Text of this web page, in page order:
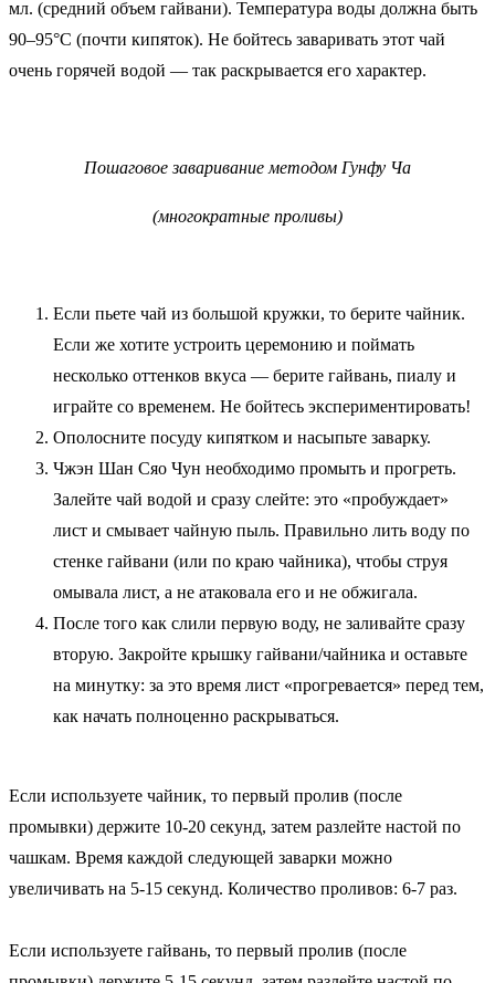
мл. (средний объем гайвани). Температура воды должна быть
90–95°C (почти кипяток). Не бойтесь заваривать этот чай
очень горячей водой — так раскрывается его характер.
Пошаговое заваривание методом Гунфу Ча
(многократные проливы)
Если пьете чай из большой кружки, то берите чайник.
Если же хотите устроить церемонию и поймать
несколько оттенков вкуса — берите гайвань, пиалу и
играйте со временем. Не бойтесь экспериментировать!
Ополосните посуду кипятком и насыпьте заварку.
Чжэн Шан Сяо Чун необходимо промыть и прогреть.
Залейте чай водой и сразу слейте: это «пробуждает»
лист и смывает чайную пыль. Правильно лить воду по
стенке гайвани (или по краю чайника), чтобы струя
омывала лист, а не атаковала его и не обжигала.
После того как слили первую воду, не заливайте сразу
вторую. Закройте крышку гайвани/чайника и оставьте
на минутку: за это время лист «прогревается» перед тем,
как начать полноценно раскрываться.
Если используете чайник, то первый пролив (после
промывки) держите 10-20 секунд, затем разлейте настой по
чашкам. Время каждой следующей заварки можно
увеличивать на 5-15 секунд. Количество проливов: 6-7 раз.
Если используете гайвань, то первый пролив (после